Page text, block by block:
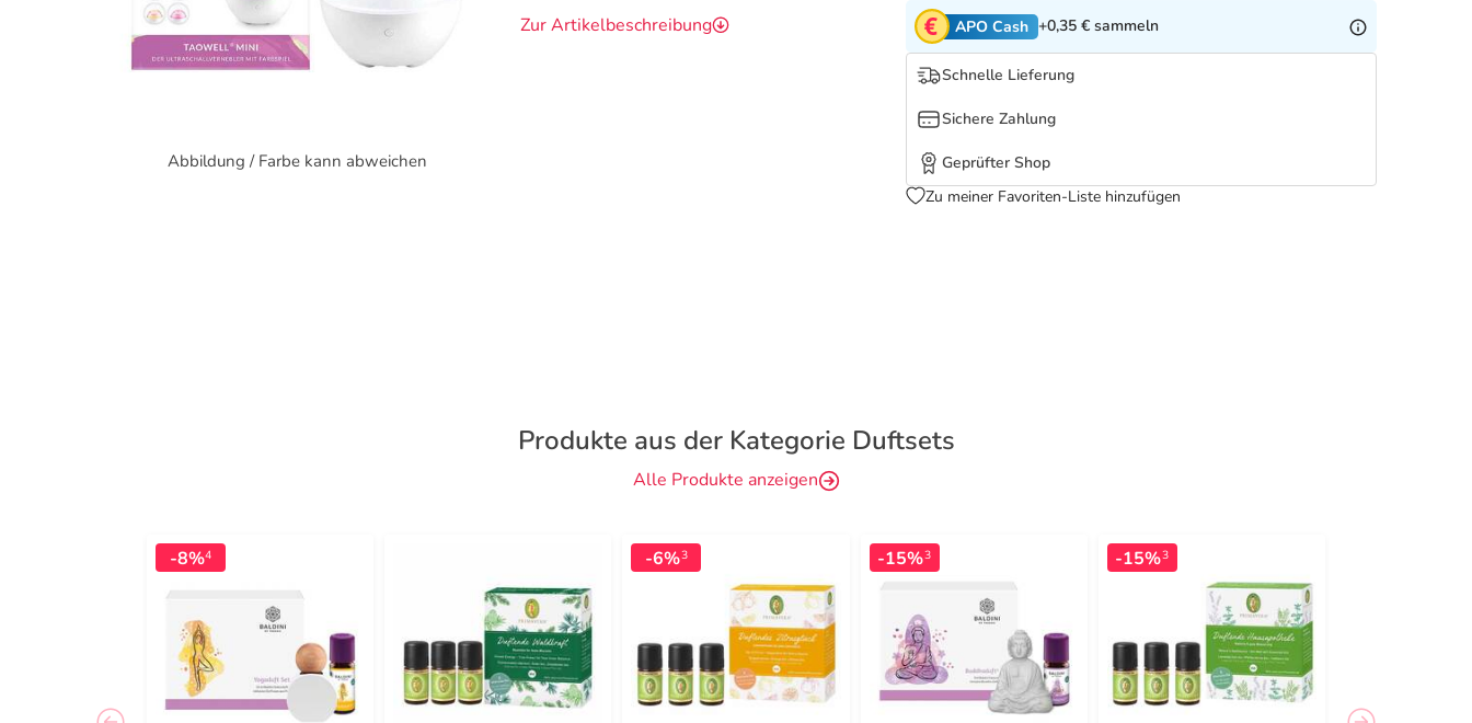
Abbildung / Farbe kann abweichen
Zur Artikelbeschreibung
APO Cash +0,35 € sammeln
Schnelle Lieferung
Sichere Zahlung
Geprüfter Shop
Zu meiner Favoriten-Liste hinzufügen
Produkte aus der Kategorie Duftsets
Alle Produkte anzeigen
-8%4 -6%3 -15%3 -15%3